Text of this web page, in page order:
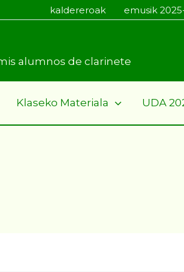
kaldereroak emusik
alumnos de clarinete
Klaseko Materiala UDA